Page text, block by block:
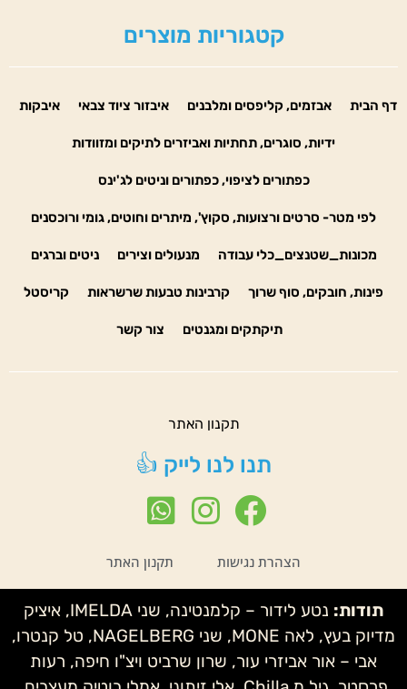
קטגוריות מוצרים
דף הבית אבזמים, קליפסים ומלבנים איבזור ציוד צבאי איבקות
ידיות, סוגרים, תחתיות ואביזרים לתיקים ומזוודות
כפתורים לציפוי, כפתורים וניטים לג'ינס
לפי מטר- סרטים ורצועות, סקוץ', מיתרים וחוטים, גומי ורוכסנים
מכונות_שטנצים_כלי עבודה מנעולים וצירים ניטים וברגים
פינות, חובקים, סוף שרוך קרבינות טבעות שרשראות קריסטל
תיקתקים ומגנטים צור קשר
תקנון האתר
תנו לנו לייק 👍
הצהרת נגישות תקנון האתר
תודות:
נטע לידור – קלמנטינה, שני IMELDA, איציק
מדיוק בעץ, לאה MONE, שני NAGELBERG, טל קנטרו,
אבי – אור אביזרי עור, שרון שרביט ויצ"ו חיפה, רעות